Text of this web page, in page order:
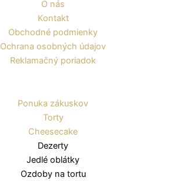
O nás
Kontakt
Obchodné podmienky
Ochrana osobných údajov
Reklamačný poriadok
Ponuka zákuskov
Torty
Cheesecake
Dezerty
Jedlé oblátky
Ozdoby na tortu